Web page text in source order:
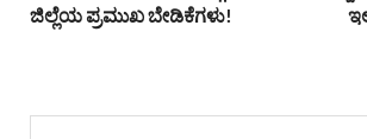
ಜಿಲ್ಲೆಯ ಪ್ರಮುಖ ಬೇಡಿಕೆಗಳು!